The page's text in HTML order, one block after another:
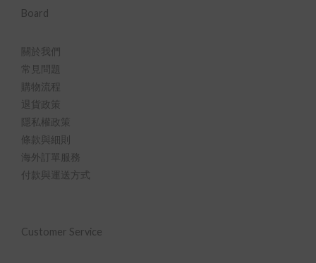
Board
關於我們
常見問題
購物流程
退貨政策
隱私權政策
條款與細則
海外訂單服務
付款與運送方式
Customer Service